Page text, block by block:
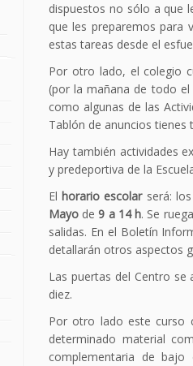
dispuestos no sólo a que
que les preparemos para
estas tareas desde el
Por otro lado, el colegio
(por la mañana de todo
como algunas de las
Tablón de anuncios
Hay también actividades
y predeportiva de la
El horario escolarserá:
Mayo de 9 a14 h. Se
salidas. En el Boletín
detallarán otros aspectos
Las puertas del Centro se
diez.
Por otro lado este curso
determinado material
complementaria de